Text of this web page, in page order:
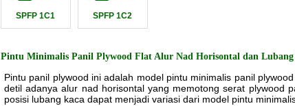
SPFP 1C1 SPFP 1C2
Pintu Minimalis Panil Plywood Flat Alur Nad Horisontal dan Lubang
Pintu panil plywood ini adalah model pintu minimalis panil
detil adanya alur nad horisontal yang memotong serat plywood
posisi lubang kaca dapat menjadi variasi dari model pintu